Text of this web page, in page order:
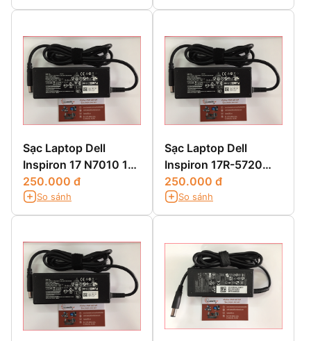
Sạc Laptop Dell
Inspiron 17 N7010 17
N7110
250.000 đ
So sánh
Sạc Laptop Dell
Inspiron 17R-5720
17R-SE7720 17R-
N7110
250.000 đ
So sánh